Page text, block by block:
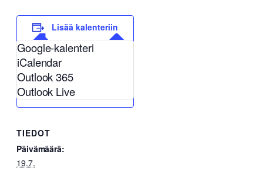
Lisää kalenteriin
Google-kalenteri
iCalendar
Outlook 365
Outlook Live
TIEDOT
Päivämäärä:
19.7.